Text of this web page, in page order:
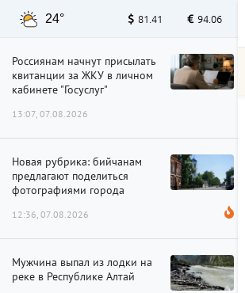
24° 81.41 94.06
Россиянам начнут присылать
квитанции за ЖКУ в личном
кабинете "Госуслуг"
13:07, 07.08.2026
Новая рубрика: бийчанам
предлагают поделиться
фотографиями города
12:36, 07.08.2026
Мужчина выпал из лодки на
реке в Республике Алтай